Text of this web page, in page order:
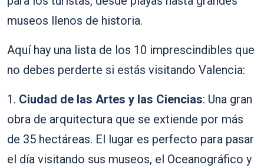
museos llenos de historia.
Aquí hay una lista de los 10 imprescindibles que
no debes perderte si estás visitando Valencia:
1. Ciudad de las Artes y las Ciencias: Una gran
obra de arquitectura que se extiende por más
de 35 hectáreas. El lugar es perfecto para pasar
el día visitando sus museos, el Oceanográfico y